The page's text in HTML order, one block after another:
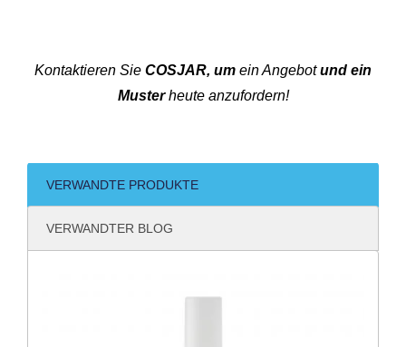
Kontaktieren Sie COSJAR, um ein Angebotund ein
Musterheute anzufordern!
VERWANDTE PRODUKTE
VERWANDTER BLOG